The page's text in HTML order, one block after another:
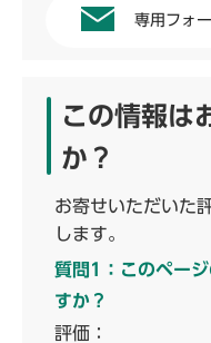
専用フォ
この情報は
か？
お寄せいただいた
します。
質問1：このペー
すか？
評価：